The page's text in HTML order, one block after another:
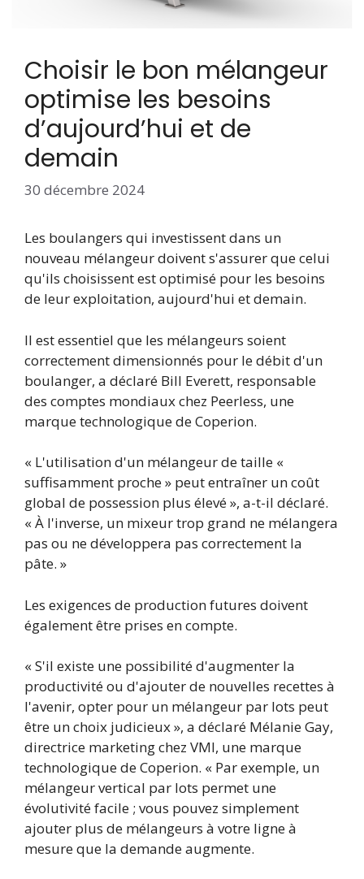
Choisir le bon mélangeur
optimise les besoins
d’aujourd’hui et de
demain
30 décembre 2024
Les boulangers qui investissent dans un
nouveau mélangeur doivent s'assurer que celui
qu'ils choisissent est optimisé pour les besoins
de leur exploitation, aujourd'hui et demain.
Il est essentiel que les mélangeurs soient
correctement dimensionnés pour le débit d'un
boulanger, a déclaré Bill Everett, responsable
des comptes mondiaux chez Peerless, une
marque technologique de Coperion.
« L'utilisation d'un mélangeur de taille «
suffisamment proche » peut entraîner un coût
global de possession plus élevé », a-t-il déclaré.
« À l'inverse, un mixeur trop grand ne mélangera
pas ou ne développera pas correctement la
pâte. »
Les exigences de production futures doivent
également être prises en compte.
« S'il existe une possibilité d'augmenter la
productivité ou d'ajouter de nouvelles recettes à
l'avenir, opter pour un mélangeur par lots peut
être un choix judicieux », a déclaré Mélanie Gay,
directrice marketing chez VMI, une marque
technologique de Coperion. « Par exemple, un
mélangeur vertical par lots permet une
évolutivité facile ; vous pouvez simplement
ajouter plus de mélangeurs à votre ligne à
mesure que la demande augmente.